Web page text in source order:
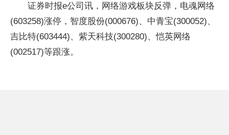
证券时报e公司讯，网络游戏板块反弹，电魂网络
(603258)涨停，智度股份(000676)、中青宝(300052)、
吉比特(603444)、紫天科技(300280)、恺英网络
(002517)等跟涨。